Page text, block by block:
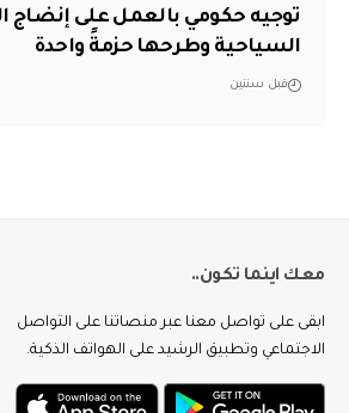
توجيه حكومي بالعمل على إنضاج
السياحية وطرحها حزمةً واحدة
قبل سنتين
معك اينما تكون..
ابقى على تواصل معنا عبر منصاتنا على التواصل
الاجتماعي وتطبيق الرشيد على الهواتف الذكية.